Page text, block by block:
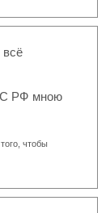
РФ мною
чтобы